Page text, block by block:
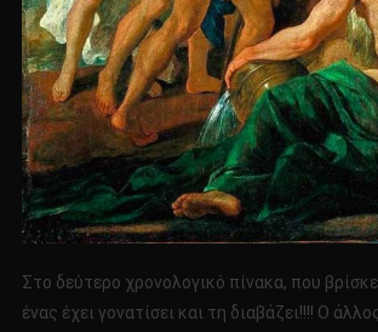
Στο δεύτερο χρονολογικό πίνακα, που
ένας έχει γονατίσει και τη διαβάζει!!!! Ο